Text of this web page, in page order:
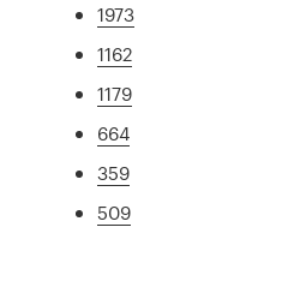
1973
1162
1179
664
359
509